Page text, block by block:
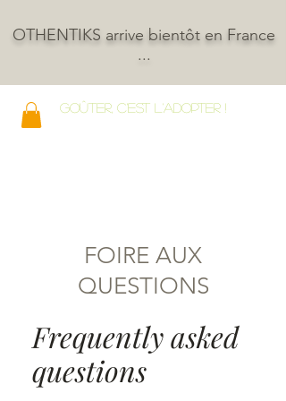
OTHENTIKS arrive bientôt en France
...
GOÛTER, C'EST L'ADOPTER !
FOIRE AUX
QUESTIONS
Frequently asked
questions